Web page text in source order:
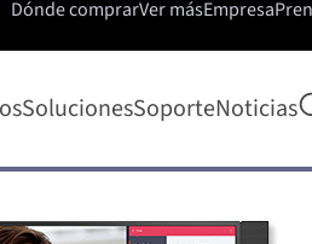
SolucionesSoporteNoticias
Dónde comprarVer másEmpresa